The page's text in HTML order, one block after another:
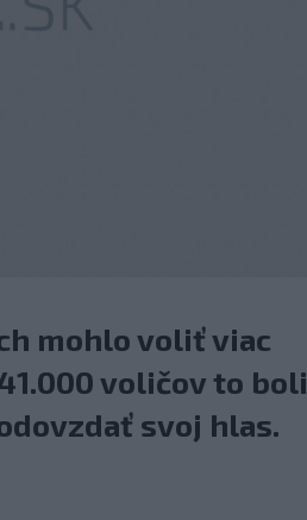
mohlo voliť viac
voličov to boli
svoj hlas.